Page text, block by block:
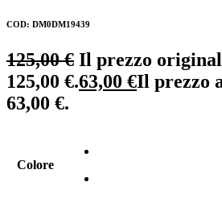
COD: DM0DM19439
125,00€ Il prezzo
125,00 €.63,00 €Il prezzo
63,00 €.
Colore